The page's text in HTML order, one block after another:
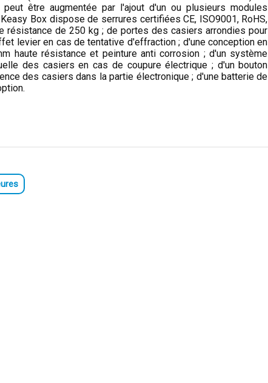
être augmentée par l'ajout d'un ou plusieurs modules
Box dispose de serrures certifiées CE, ISO9001, RoHS,
résistance de 250 kg ; de portes des casiers arrondies pour
levier en cas de tentative d'effraction ; d'une conception en
haute résistance et peinture anti corrosion ; d'un système
des casiers en cas de coupure électrique ; d'un bouton
des casiers dans la partie électronique ; d'une batterie de